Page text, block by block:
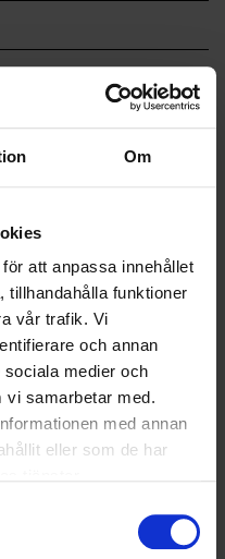
Om
att anpassa innehållet
tillhandahålla funktioner
vår trafik. Vi
och annan
medier och
vi samarbetar med.
med annan
eller som de har